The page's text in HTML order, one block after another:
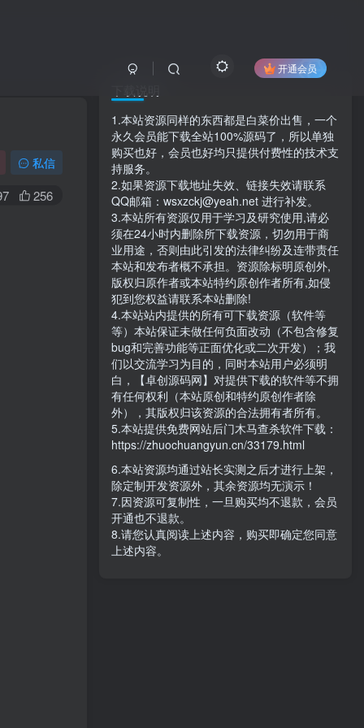
开通会员
私信
256
1.本站资源同样的东西都是白菜价出售，一个
永久会员能下载全站100%源码了，所以单独
购买也好，会员也好均只提供付费性的技术支
持服务。
2.如果资源下载地址失效、链接失效请联系
QQ邮箱：wsxzckj@yeah.net 进行补发。
3.本站所有资源仅用于学习及研究使用,请必
须在24小时内删除所下载资源，切勿用于商
业用途，否则由此引发的法律纠纷及连带责任
本站和发布者概不承担。资源除标明原创外,
版权归原作者或本站特约原创作者所有,如侵
犯到您权益请联系本站删除!
4.本站站内提供的所有可下载资源（软件等
等）本站保证未做任何负面改动（不包含修复
bug和完善功能等正面优化或二次开发）；我
们以交流学习为目的，同时本站用户必须明
白，【卓创源码网】对提供下载的软件等不拥
有任何权利（本站原创和特约原创作者除
外），其版权归该资源的合法拥有者所有。
5.本站提供免费网站后门木马查杀软件下载：
https://zhuochuangyun.cn/33179.html
6.本站资源均通过站长实测之后才进行上架，
除定制开发资源外，其余资源均无演示！
7.因资源可复制性，一旦购买均不退款，会员
开通也不退款。
8.请您认真阅读上述内容，购买即确定您同意
上述内容。